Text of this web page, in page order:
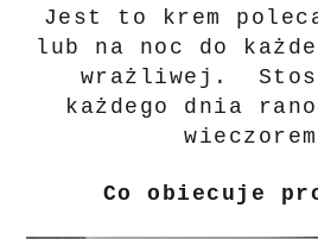
Jest to krem
lub na noc do
wrażliwej.
każdego dnia
Co obiecuje